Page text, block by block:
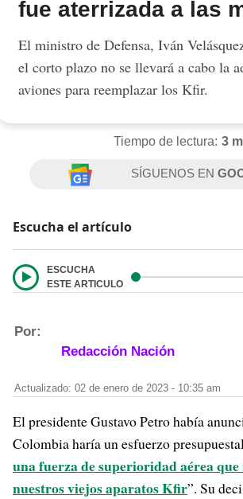
fue aterrizada a las
El ministro de Defensa, Iván
el corto plazo no se llevará a cabo la
aviones para reemplazar los Kfir.
Tiempo de lectura: 3
SÍGUENOS EN
Escucha el artículo
ESCUCHA
ESTE ARTICULO
Por:
Redacción Nación
Actualizado: 02 de enero de 2023 - 10:35 am
El presidente Gustavo Petro había
Colombia haría un esfuerzo
una fuerza de superioridad aérea
nuestros viejos aparatos Kfir”. Su